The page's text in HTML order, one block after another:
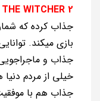
THE WITCHER 2
جذاب کرده که
بازی میکند.
جذاب و
خیلی از مردم
جذاب هم با